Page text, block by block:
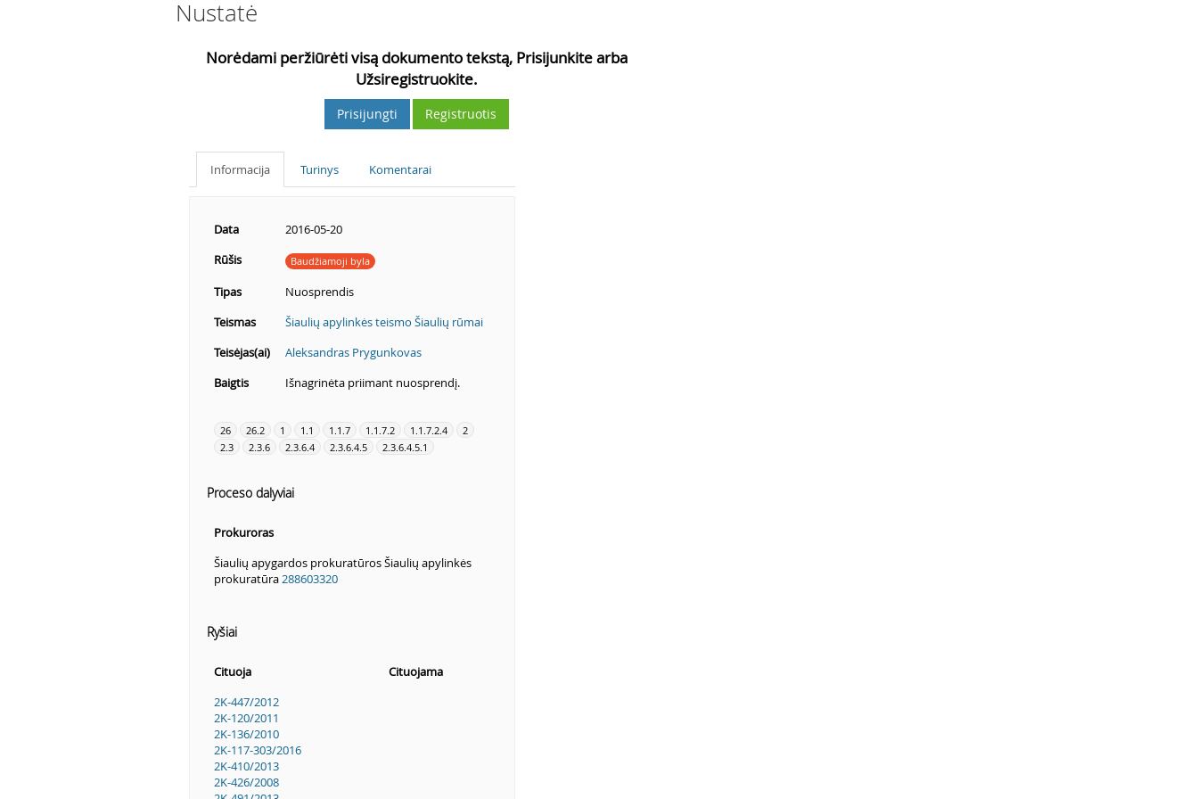
Nustatė
Norėdami peržiūrėti visą dokumento tekstą, Prisijunkite arba
Užsiregistruokite.
Prisijungti Registruotis
Informacija Turinys Komentarai
Data
2016-05-20
Rūšis
Baudžiamoji byla
Tipas
Nuosprendis
Teismas
Šiaulių apylinkės teismo Šiaulių rūmai
Teisėjas(ai)
Aleksandras Prygunkovas
Baigtis
Išnagrinėta priimant nuosprendį.
26 26.2 1 1.1 1.1.7 1.1.7.2 1.1.7.2.4
2
2.3
2.3.6 2.3.6.4 2.3.6.4.5 2.3.6.4.5.1
Proceso dalyviai
Prokuroras
Šiaulių apygardos prokuratūros Šiaulių apylinkės
prokuratūra288603320
Ryšiai
Cituoja
Cituojama
2K-447/2012
2K-120/2011
2K-136/2010
2K-117-303/2016
2K-410/2013
2K-426/2008